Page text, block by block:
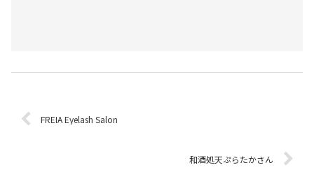
FREIA Eyelash Salon
和酒処天ぷらたかさん